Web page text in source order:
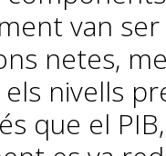
van
netes,
nivells
que el